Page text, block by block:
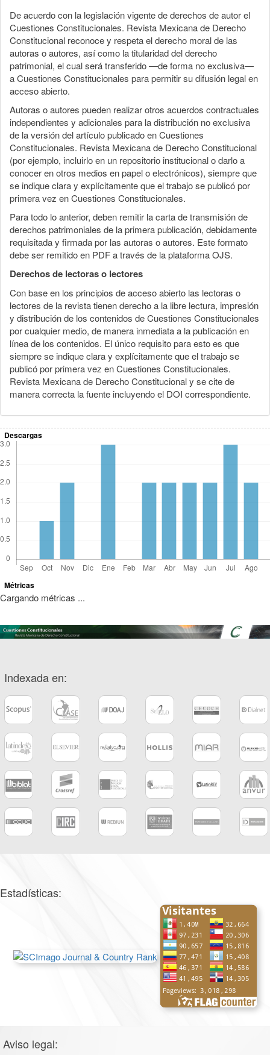
De acuerdo con la legislación vigente de derechos de autor el
Cuestiones Constitucionales. Revista Mexicana de Derecho
Constitucional reconoce y respeta el derecho moral de las
autoras o autores, así como la titularidad del derecho
patrimonial, el cual será transferido —de forma no exclusiva—
a Cuestiones Constitucionales para permitir su difusión legal en
acceso abierto.
Autoras o autores pueden realizar otros acuerdos contractuales
independientes y adicionales para la distribución no exclusiva
de la versión del artículo publicado en Cuestiones
Constitucionales. Revista Mexicana de Derecho Constitucional
(por ejemplo, incluirlo en un repositorio institucional o darlo a
conocer en otros medios en papel o electrónicos), siempre que
se indique clara y explícitamente que el trabajo se publicó por
primera vez en Cuestiones Constitucionales.
Para todo lo anterior, deben remitir la carta de transmisión de
derechos patrimoniales de la primera publicación, debidamente
requisitada y firmada por las autoras o autores. Este formato
debe ser remitido en PDF a través de la plataforma OJS.
Derechos de lectoras o lectores
Con base en los principios de acceso abierto las lectoras o
lectores de la revista tienen derecho a la libre lectura, impresión
y distribución de los contenidos de Cuestiones Constitucionales
por cualquier medio, de manera inmediata a la publicación en
línea de los contenidos. El único requisito para esto es que
siempre se indique clara y explícitamente que el trabajo se
publicó por primera vez en Cuestiones Constitucionales.
Revista Mexicana de Derecho Constitucional y se cite de
manera correcta la fuente incluyendo el DOI correspondiente.
Descargas
Métricas
Cargando métricas ...
Indexada en:
Estadísticas:
Aviso legal: